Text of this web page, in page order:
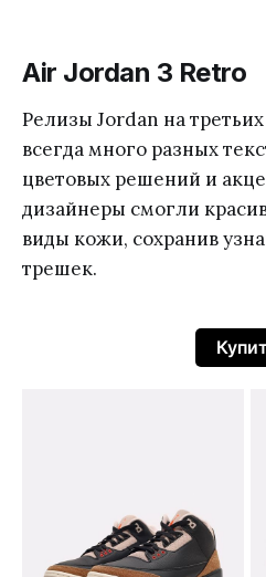
Air Jordan 3 Retro
Релизы Jordan на
всегда много разных
цветовых решений и
дизайнеры смогли
виды кожи, сохранив
трешек.